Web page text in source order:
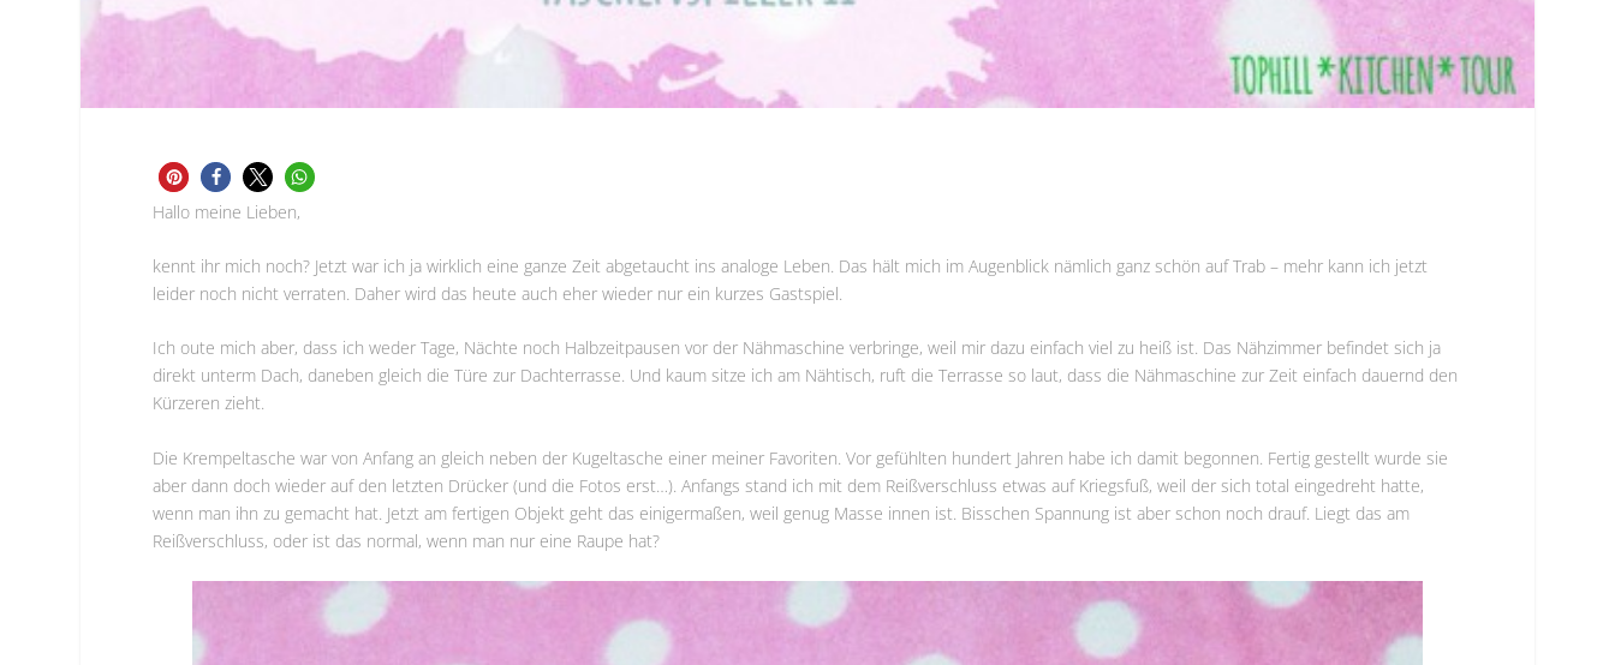
Hallo meine Lieben,
kennt ihr mich noch? Jetzt war ich ja wirklich eine ganze Zeit abgetaucht ins analoge Leben. Das hält mich im Augenblick nämlich ganz schön auf Trab – mehr kann ich jetzt
leider noch nicht verraten. Daher wird das heute auch eher wieder nur ein kurzes Gastspiel.
Ich oute mich aber, dass ich weder Tage, Nächte noch Halbzeitpausen vor der Nähmaschine verbringe, weil mir dazu einfach viel zu heiß ist. Das Nähzimmer befindet sich ja
direkt unterm Dach, daneben gleich die Türe zur Dachterrasse. Und kaum sitze ich am Nähtisch, ruft die Terrasse so laut, dass die Nähmaschine zur Zeit einfach dauernd den
Kürzeren zieht.
Die Krempeltasche war von Anfang an gleich neben der Kugeltasche einer meiner Favoriten. Vor gefühlten hundert Jahren habe ich damit begonnen. Fertig gestellt wurde sie
aber dann doch wieder auf den letzten Drücker (und die Fotos erst…). Anfangs stand ich mit dem Reißverschluss etwas auf Kriegsfuß, weil der sich total eingedreht hatte,
wenn man ihn zu gemacht hat. Jetzt am fertigen Objekt geht das einigermaßen, weil genug Masse innen ist. Bisschen Spannung ist aber schon noch drauf. Liegt das am
Reißverschluss, oder ist das normal, wenn man nur eine Raupe hat?